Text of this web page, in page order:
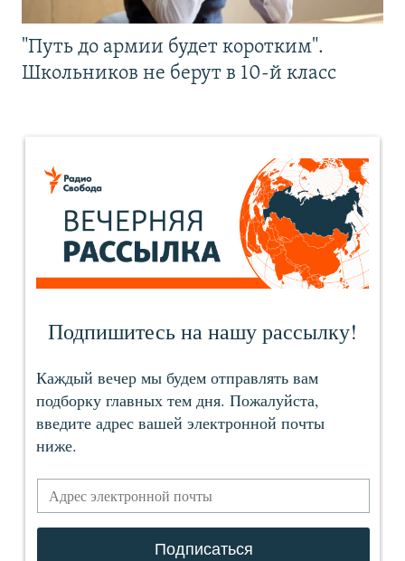
"Путь до армии будет коротким".
Школьников не берут в 10-й класс